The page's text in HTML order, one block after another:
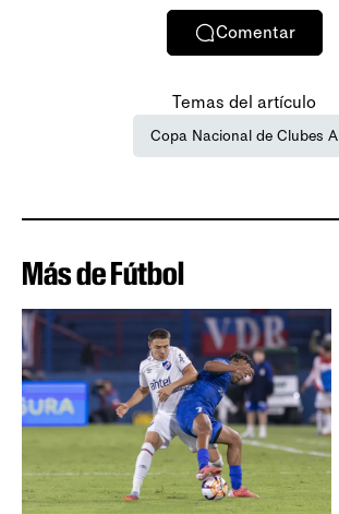
Comentar
Temas del artículo
Copa Nacional de Clubes A
Más de Fútbol